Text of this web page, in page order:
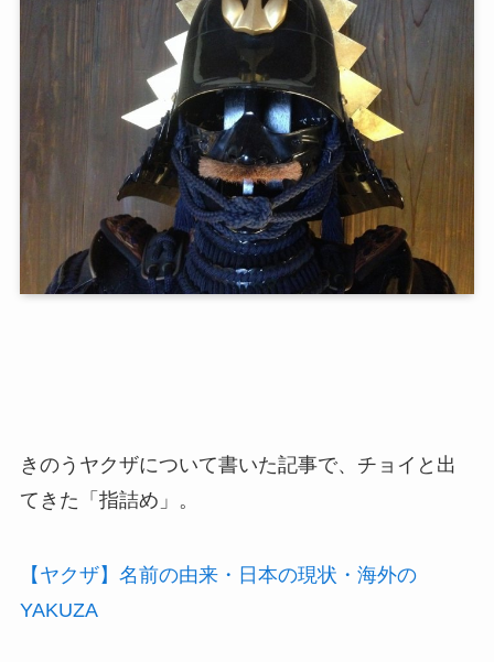
きのうヤクザについて書いた記事で、チョイと出
てきた「指詰め」。
【ヤクザ】名前の由来・日本の現状・海外の
YAKUZA